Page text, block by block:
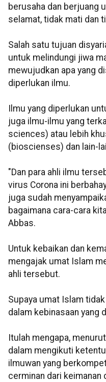
berusaha dan berjuang
selamat, tidak mati dan
Salah satu tujuan
untuk melindungi jiwa
mewujudkan apa yang
diperlukan ilmu.
Ilmu yang diperlukan
juga ilmu-ilmu yang
sciences) atau lebih
(bioscienses) dan lain-
"Dan para ahli ilmu
virus Corona ini
juga sudah
bagaimana cara-cara
Abbas.
Untuk kebaikan dan
mengajak umat Islam
ahli tersebut.
Supaya umat Islam
dalam kebinasaan yang
Itulah mengapa,
dalam mengikuti
ilmuwan yang
cerminan dari keimanan